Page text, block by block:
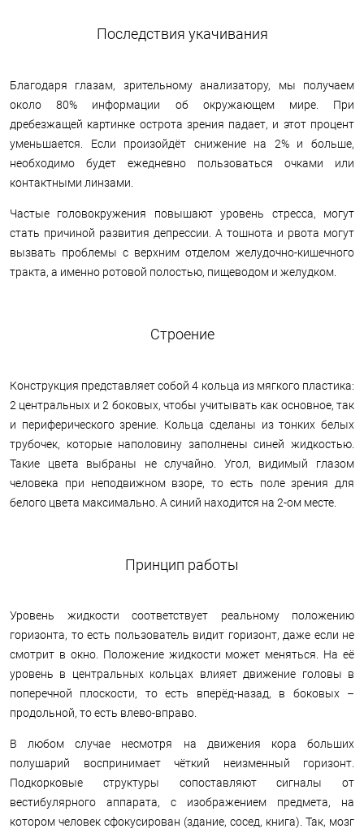
Последствия укачивания
Благодаря глазам, зрительному анализатору, мы получаем
около 80% информации об окружающем мире. При
дребезжащей картинке острота зрения падает, и этот процент
уменьшается. Если произойдёт снижение на 2% и больше,
необходимо будет ежедневно пользоваться очками или
контактными линзами.
Частые головокружения повышают уровень стресса, могут
стать причиной развития депрессии. А тошнота и рвота могут
вызвать проблемы с верхним отделом желудочно-кишечного
тракта, а именно ротовой полостью, пищеводом и желудком.
Строение
Конструкция представляет собой 4 кольца из мягкого пластика:
2 центральных и 2 боковых, чтобы учитывать как основное, так
и периферического зрение. Кольца сделаны из тонких белых
трубочек, которые наполовину заполнены синей жидкостью.
Такие цвета выбраны не случайно. Угол, видимый глазом
человека при неподвижном взоре, то есть поле зрения для
белого цвета максимально. А синий находится на 2-ом месте.
Принцип работы
Уровень жидкости соответствует реальному положению
горизонта, то есть пользователь видит горизонт, даже если не
смотрит в окно. Положение жидкости может меняться. На её
уровень в центральных кольцах влияет движение головы в
поперечной плоскости, то есть вперёд-назад, в боковых –
продольной, то есть влево-вправо.
В любом случае несмотря на движения кора больших
полушарий воспринимает чёткий неизменный горизонт.
Подкорковые структуры сопоставляют сигналы от
вестибулярного аппарата, с изображением предмета, на
котором человек сфокусирован (здание, сосед, книга). Так, мозг